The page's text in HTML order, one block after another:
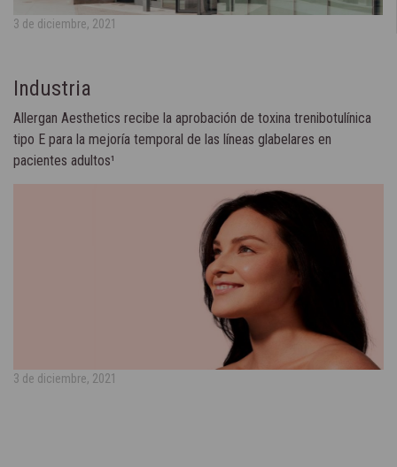
3 de diciembre, 2021
Industria
Allergan Aesthetics recibe la aprobación de toxina trenibotulínica
tipo E para la mejoría temporal de las líneas glabelares en
pacientes adultos¹
3 de diciembre, 2021